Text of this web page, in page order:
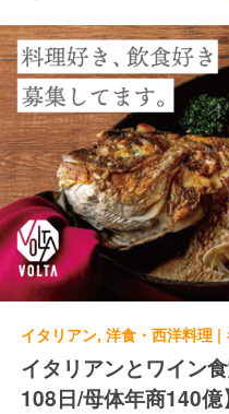
イタリアンとワイン
108日/母体年商140億